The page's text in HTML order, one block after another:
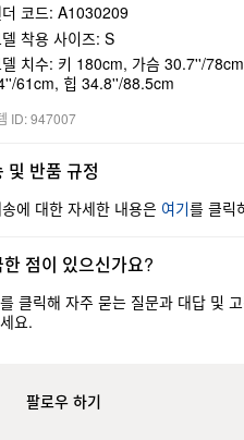
더 코드: A1030209
착용 사이즈: S
치수: 키 180cm, 가슴 30.7''/
61cm, 힙 34.8''/88.5cm
ID: 947007
및 반품 규정
에 대한 자세한 내용은 여기를 클릭
점이 있으신가요?
를 클릭해 자주 묻는 질문과 대답 및
요.
팔로우 하기